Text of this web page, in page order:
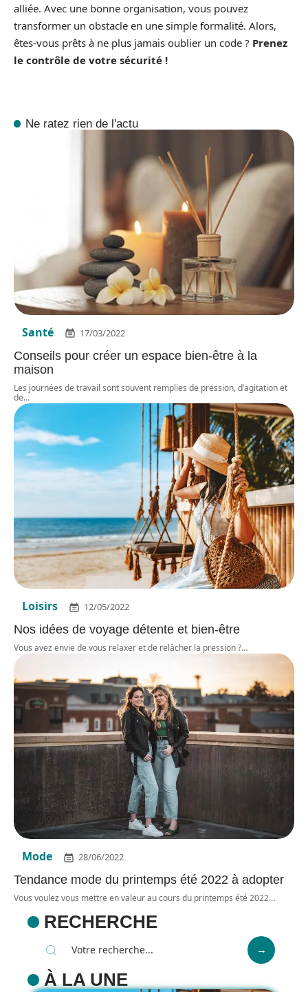
alliée. Avec une bonne organisation, vous pouvez
transformer un obstacle en une simple formalité. Alors,
êtes-vous prêts à ne plus jamais oublier un code ? Prenez
le contrôle de votre sécurité !
Ne ratez rien de l'actu
Santé 17/03/2022
Conseils pour créer un espace bien-être à la
maison
Les journées de travail sont souvent remplies de pression, d’agitation et
de…
Loisirs 12/05/2022
Nos idées de voyage détente et bien-être
Vous avez envie de vous relaxer et de relâcher la pression ?…
Mode 28/06/2022
Tendance mode du printemps été 2022 à adopter
Vous voulez vous mettre en valeur au cours du printemps été 2022…
RECHERCHE
À LA UNE